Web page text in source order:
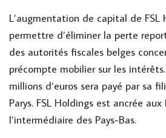
L’augmentation de capital de FSL
permettre d’éliminer la perte
des autorités fiscales belges
précompte mobilier sur les
millions d’euros sera payé par sa
Parys. FSL Holdings est ancrée
l’intermédiaire des Pays-Bas.